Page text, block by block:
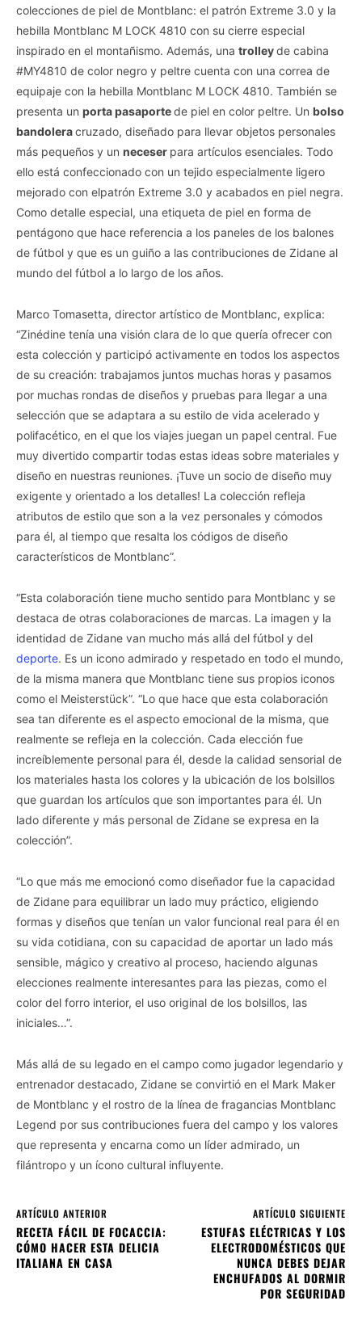
colecciones de piel de Montblanc: el patrón Extreme 3.0 y la
hebilla Montblanc M LOCK 4810 con su cierre especial
inspirado en el montañismo. Además, una trolleyde cabina
#MY4810 de color negro y peltre cuenta con una correa de
equipaje con la hebilla Montblanc M LOCK 4810. También se
presenta un porta pasaportede piel en color peltre. Un bolso
bandoleracruzado, diseñado para llevar objetos personales
más pequeños y un neceser para artículos esenciales. Todo
ello está confeccionado con un tejido especialmente ligero
mejorado con elpatrón Extreme 3.0 y acabados en piel negra.
Como detalle especial, una etiqueta de piel en forma de
pentágono que hace referencia a los paneles de los balones
de fútbol y que es un guiño a las contribuciones de Zidane al
mundo del fútbol a lo largo de los años.
Marco Tomasetta, director artístico de Montblanc, explica:
“Zinédine tenía una visión clara de lo que quería ofrecer con
esta colección y participó activamente en todos los aspectos
de su creación: trabajamos juntos muchas horas y pasamos
por muchas rondas de diseños y pruebas para llegar a una
selección que se adaptara a su estilo de vida acelerado y
polifacético, en el que los viajes juegan un papel central. Fue
muy divertido compartir todas estas ideas sobre materiales y
diseño en nuestras reuniones. ¡Tuve un socio de diseño muy
exigente y orientado a los detalles! La colección refleja
atributos de estilo que son a la vez personales y cómodos
para él, al tiempo que resalta los códigos de diseño
característicos de Montblanc”.
“Esta colaboración tiene mucho sentido para Montblanc y se
destaca de otras colaboraciones de marcas. La imagen y la
identidad de Zidane van mucho más allá del fútbol y del
deporte. Es un icono admirado y respetado en todo el mundo,
de la misma manera que Montblanc tiene sus propios iconos
como el Meisterstück”. “Lo que hace que esta colaboración
sea tan diferente es el aspecto emocional de la misma, que
realmente se refleja en la colección. Cada elección fue
increíblemente personal para él, desde la calidad sensorial de
los materiales hasta los colores y la ubicación de los bolsillos
que guardan los artículos que son importantes para él. Un
lado diferente y más personal de Zidane se expresa en la
colección”.
“Lo que más me emocionó como diseñador fue la capacidad
de Zidane para equilibrar un lado muy práctico, eligiendo
formas y diseños que tenían un valor funcional real para él en
su vida cotidiana, con su capacidad de aportar un lado más
sensible, mágico y creativo al proceso, haciendo algunas
elecciones realmente interesantes para las piezas, como el
color del forro interior, el uso original de los bolsillos, las
iniciales…”.
Más allá de su legado en el campo como jugador legendario y
entrenador destacado, Zidane se convirtió en el Mark Maker
de Montblanc y el rostro de la línea de fragancias Montblanc
Legend por sus contribuciones fuera del campo y los valores
que representa y encarna como un líder admirado, un
filántropo y un ícono cultural influyente.
ARTÍCULO ANTERIOR
RECETA FÁCIL DE FOCACCIA:
CÓMO HACER ESTA DELICIA
ITALIANA EN CASA
ARTÍCULO SIGUIENTE
ESTUFAS ELÉCTRICAS Y LOS
ELECTRODOMÉSTICOS QUE
NUNCA DEBES DEJAR
ENCHUFADOS AL DORMIR
POR SEGURIDAD